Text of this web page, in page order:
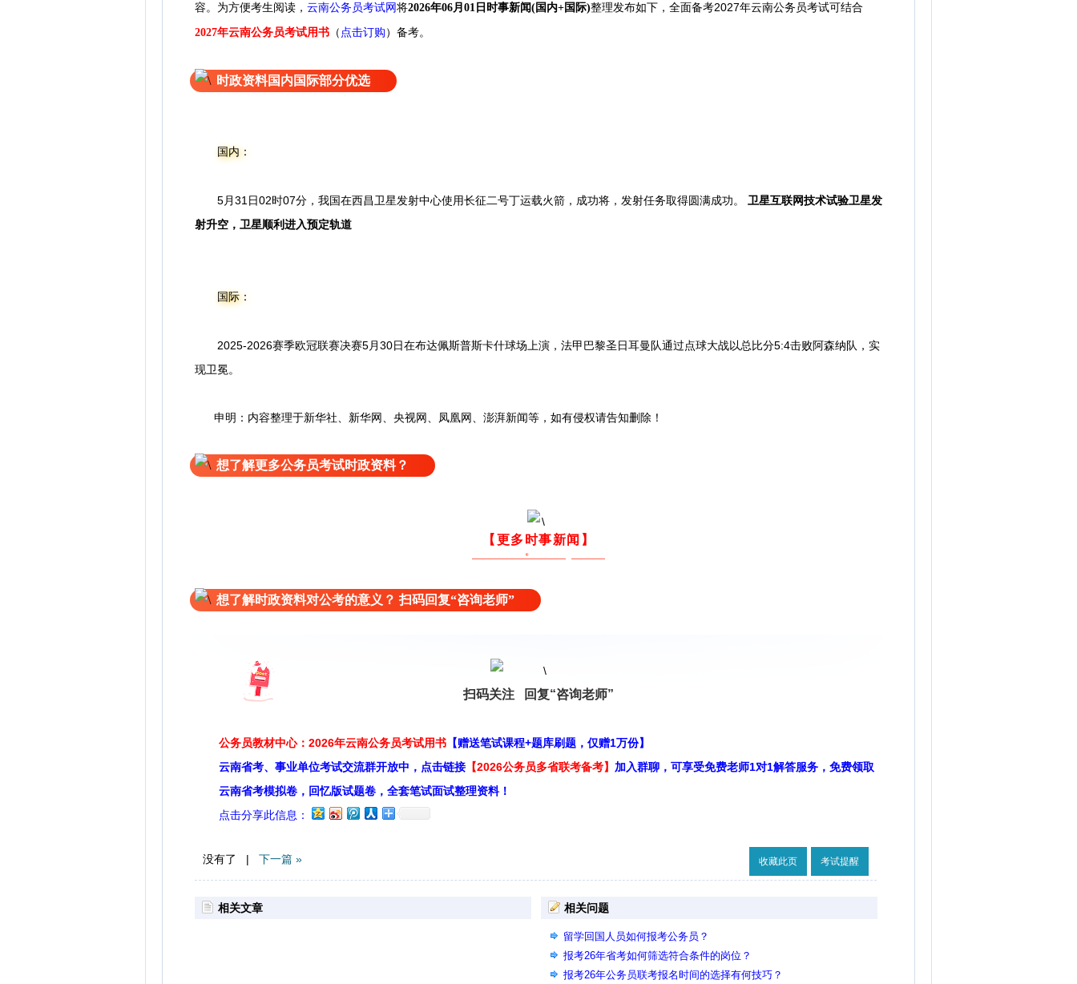
容。为方便考生阅读 ， 云南公务员考试网将2026年06月01日 时事新闻(国内+国际)整理发布如下，全面备考2027年云南公务员考试可结合
2027年云南公务员考试用书 （ 点击订购） 备考。
时政资料国内国际部分优选
国内：
5月31日02时07分，我国在西昌卫星发射中心使用长征二号丁运载火箭，成功将，发射任务取得圆满成功。 卫星互联网技术试验卫星发
射升空，卫星顺利进入预定轨道
国际：
2025-2026赛季欧冠联赛决赛5月30日在布达佩斯普斯卡什球场上演，法甲巴黎圣日耳曼队通过点球大战以总比分5:4击败阿森纳队，实
现卫冕。
申明：内容整理于新华社、新华网、央视网、凤凰网、澎湃新闻等，如有侵权请告知删除！
想了解更多公务员考试时政资料？
【更多时事新闻】
想了解时政资料对公考的意义？ 扫码回复“咨询老师”
扫码关注 回复“咨询老师”
公务员教材中心：2026年云南公务员考试用书 【赠送笔试课程+题库刷题，仅赠1万份】
云南省考、事业单位考试交流群开放中，点击链接 【2026公务员多省联考备考】 加入群聊，可享受免费老师1对1解答服务，免费领取
云南省考模拟卷，回忆版试题卷，全套笔试面试整理资料！
点击分享此信息：
没有了 | 下一篇 » 收藏此页 考试提醒
相关文章 相关问题
留学回国人员如何报考公务员？
报考26年省考如何筛选符合条件的岗位？
报考26年公务员联考报名时间的选择有何技巧？